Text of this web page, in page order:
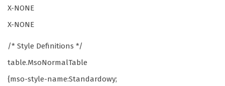
X-NONE
X-NONE
/* Style Definitions */
table.MsoNormalTable
{mso-style-name:Standardowy;